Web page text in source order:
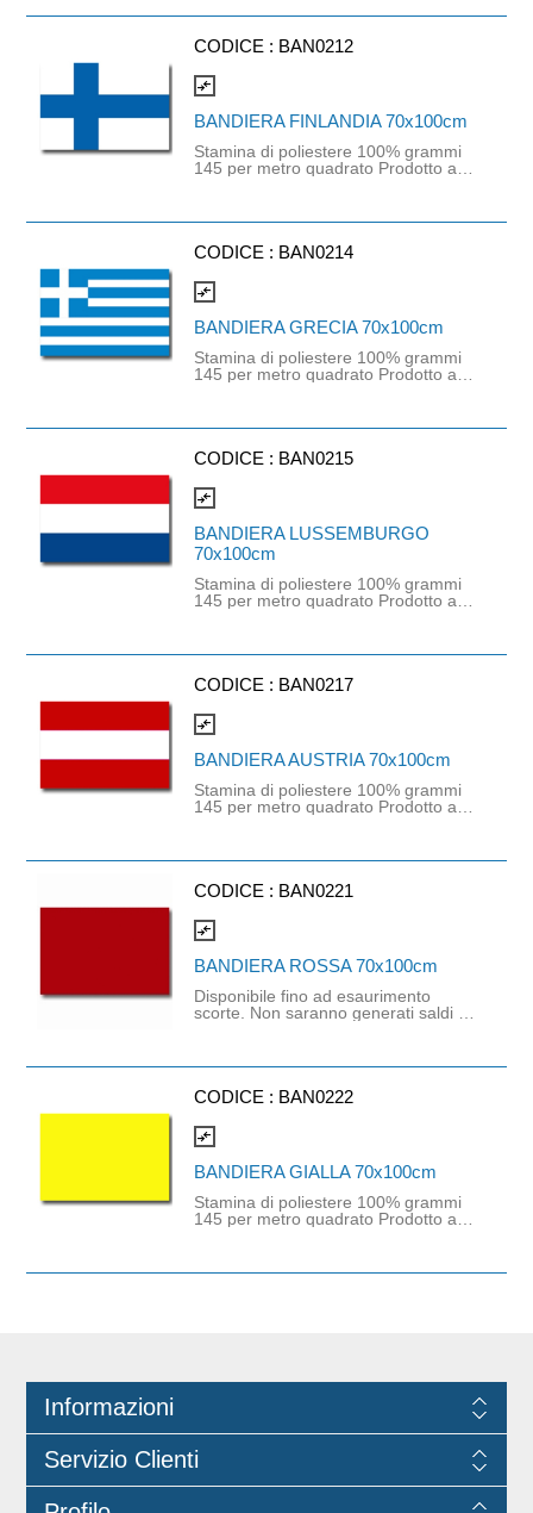
generati saldi in caso di ordini
CODICE : BAN0212
compare_arrows
BANDIERA FINLANDIA 70x100cm
Stamina di poliestere 100% grammi
145 per metro quadrato Prodotto a
generati saldi in caso di ordini
CODICE : BAN0214
compare_arrows
BANDIERA GRECIA 70x100cm
Stamina di poliestere 100% grammi
145 per metro quadrato Prodotto a
generati saldi in caso di ordini
CODICE : BAN0215
compare_arrows
BANDIERA LUSSEMBURGO
70x100cm
Stamina di poliestere 100% grammi
145 per metro quadrato Prodotto a
generati saldi in caso di ordini
CODICE : BAN0217
compare_arrows
BANDIERA AUSTRIA 70x100cm
Stamina di poliestere 100% grammi
145 per metro quadrato Prodotto a
generati saldi in caso di ordini
CODICE : BAN0221
compare_arrows
BANDIERA ROSSA 70x100cm
Disponibile fino ad esaurimento
scorte. Non saranno generati saldi in
CODICE : BAN0222
compare_arrows
BANDIERA GIALLA 70x100cm
Stamina di poliestere 100% grammi
145 per metro quadrato Prodotto a
generati saldi in caso di ordini
Informazioni
Servizio Clienti